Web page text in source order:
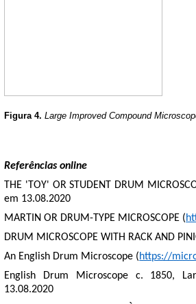
Figura 4. Large Improved Compound
Referências online
THE 'TOY' OR STUDENT DRUM
em 13.08.2020
MARTIN OR DRUM-TYPE MICROSCOPE (
DRUM MICROSCOPE WITH RACK AND
An English Drum Microscope (https://
English Drum Microscope c. 1850,
13.08.2020